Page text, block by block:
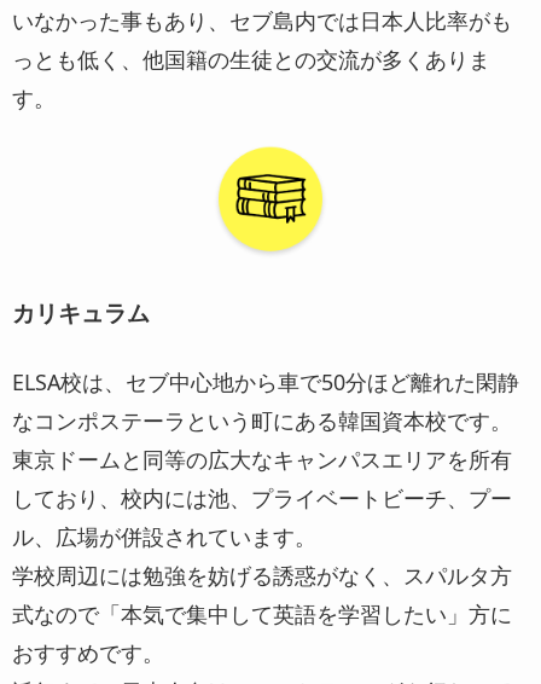
いなかった事もあり、セブ島内では日本人比率がも
っとも低く、他国籍の生徒との交流が多くありま
す。
カリキュラム
ELSA校は、セブ中心地から車で50分ほど離れた閑静
なコンポステーラという町にある韓国資本校です。
東京ドームと同等の広大なキャンパスエリアを所有
しており、校内には池、プライベートビーチ、プー
ル、広場が併設されています。
学校周辺には勉強を妨げる誘惑がなく、スパルタ方
式なので「本気で集中して英語を学習したい」方に
おすすめです。